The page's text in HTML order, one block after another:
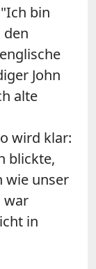
bin
den
John
alte
wird klar:
blickte,
wie unser
war
in